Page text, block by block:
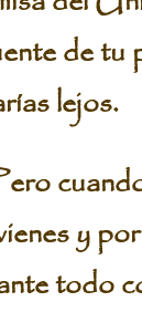
de tu
lejos.
y
todo